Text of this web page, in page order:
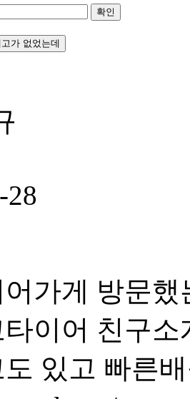
확인
가 없었는데
28
어가게 방문
타이어 친구
도 있고 빠른